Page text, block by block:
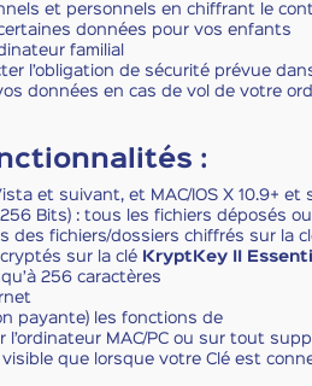
et personnels en chiffrant le
données pour vos enfants
familial
l’obligation de sécurité prévue
données en cas de vol de votre
:
et suivant, et MAC/IOS X 10.9+
Bits) : tous les fichiers déposés
des fichiers/dossiers chiffrés sur la
sur la clé KryptKey II
256 caractères
payante) les fonctions de
MAC/PC ou sur tout
visible que lorsque votre Clé est